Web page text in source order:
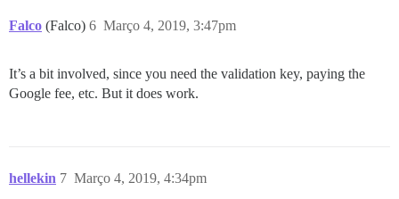
Falco (Falco) Março 4, 2019, 3:47pm
6
It’s a bit involved, since you need the validation key, paying the
Google fee, etc. But it does work.
hellekin Março 4, 2019, 4:34pm
7